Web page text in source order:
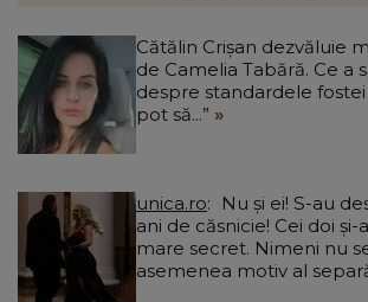
Cătălin Crișan dezvăluie
de Camelia Tabără. Ce a
despre standardele
pot să...”
unica.ro
ani de căsnicie! Cei doi și-
mare secret. Nimeni nu
asemenea motiv al